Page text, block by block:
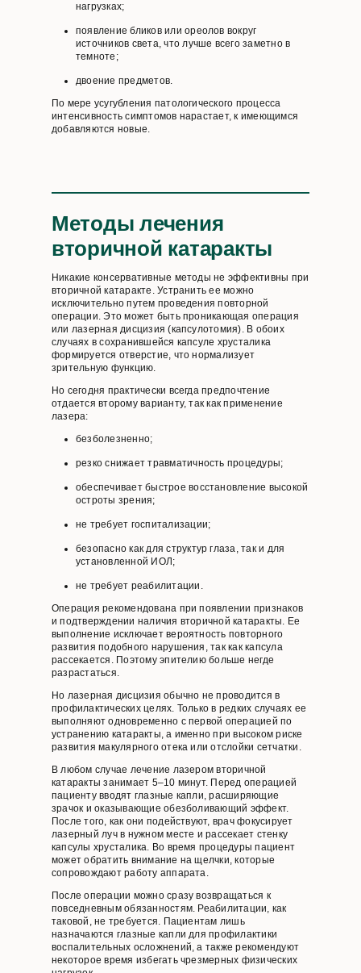
нагрузках;
появление бликов или ореолов вокруг
источников света, что лучше всего заметно в
темноте;
двоение предметов.
По мере усугубления патологического процесса
интенсивность симптомов нарастает, к имеющимся
добавляются новые.
Методы лечения
вторичной катаракты
Никакие консервативные методы не эффективны при
вторичной катаракте. Устранить ее можно
исключительно путем проведения повторной
операции. Это может быть проникающая операция
или лазерная дисцизия (капсулотомия). В обоих
случаях в сохранившейся капсуле хрусталика
формируется отверстие, что нормализует
зрительную функцию.
Но сегодня практически всегда предпочтение
отдается второму варианту, так как применение
лазера:
безболезненно;
резко снижает травматичность процедуры;
обеспечивает быстрое восстановление высокой
остроты зрения;
не требует госпитализации;
безопасно как для структур глаза, так и для
установленной ИОЛ;
не требует реабилитации.
Операция рекомендована при появлении признаков
и подтверждении наличия вторичной катаракты. Ее
выполнение исключает вероятность повторного
развития подобного нарушения, так как капсула
рассекается. Поэтому эпителию больше негде
разрастаться.
Но лазерная дисцизия обычно не проводится в
профилактических целях. Только в редких случаях ее
выполняют одновременно с первой операцией по
устранению катаракты, а именно при высоком риске
развития макулярного отека или отслойки сетчатки.
В любом случае лечение лазером вторичной
катаракты занимает 5–10 минут. Перед операцией
пациенту вводят глазные капли, расширяющие
зрачок и оказывающие обезболивающий эффект.
После того, как они подействуют, врач фокусирует
лазерный луч в нужном месте и рассекает стенку
капсулы хрусталика. Во время процедуры пациент
может обратить внимание на щелчки, которые
сопровождают работу аппарата.
После операции можно сразу возвращаться к
повседневным обязанностям. Реабилитации, как
таковой, не требуется. Пациентам лишь
назначаются глазные капли для профилактики
воспалительных осложнений, а также рекомендуют
некоторое время избегать чрезмерных физических